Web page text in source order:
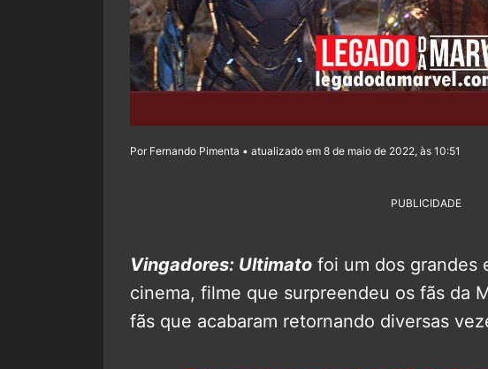
Por Fernando Pimenta • atualizado em 8 de maio de 2022, às 10:51
PUBLICIDADE
Vingadores: Ultimato foi um dos grandes
cinema, filme que surpreendeu os fãs da
fãs que acabaram retornando diversas